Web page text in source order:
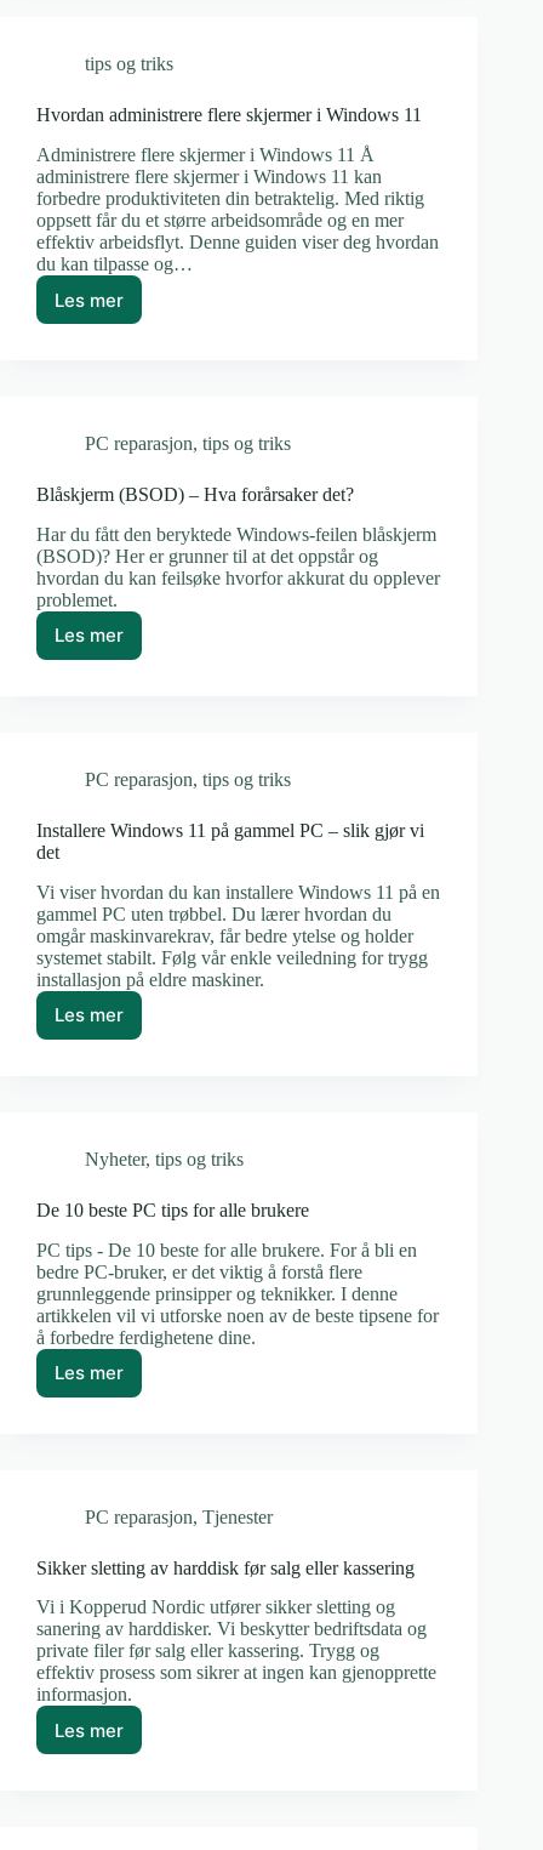
ikke
ekte
tips og triks
Hvordan administrere flere skjermer i Windows 11
Administrere flere skjermer i Windows 11 Å
administrere flere skjermer i Windows 11 kan
forbedre produktiviteten din betraktelig. Med riktig
oppsett får du et større arbeidsområde og en mer
effektiv arbeidsflyt. Denne guiden viser deg hvordan
du kan tilpasse og…
Les mer
Hvordan
11
PC reparasjon, tips og triks
Blåskjerm (BSOD) – Hva forårsaker det?
Har du fått den beryktede Windows-feilen blåskjerm
(BSOD)? Her er grunner til at det oppstår og
hvordan du kan feilsøke hvorfor akkurat du opplever
problemet.
Les merBlåskjerm
PC reparasjon, tips og triks
Installere Windows 11 på gammel PC – slik gjør vi
det
Vi viser hvordan du kan installere Windows 11 på en
gammel PC uten trøbbel. Du lærer hvordan du
omgår maskinvarekrav, får bedre ytelse og holder
systemet stabilt. Følg vår enkle veiledning for trygg
installasjon på eldre maskiner.
Les merInstallere
–
gjør
det
Nyheter, tips og triks
De 10 beste PC tips for alle brukere
PC tips - De 10 beste for alle brukere. For å bli en
bedre PC-bruker, er det viktig å forstå flere
grunnleggende prinsipper og teknikker. I denne
artikkelen vil vi utforske noen av de beste tipsene for
å forbedre ferdighetene dine.
Les mer
De
10
alle
PC reparasjon, Tjenester
Sikker sletting av harddisk før salg eller kassering
Vi i Kopperud Nordic utfører sikker sletting og
sanering av harddisker. Vi beskytter bedriftsdata og
private filer før salg eller kassering. Trygg og
effektiv prosess som sikrer at ingen kan gjenopprette
informasjon.
Les mer
Sikker